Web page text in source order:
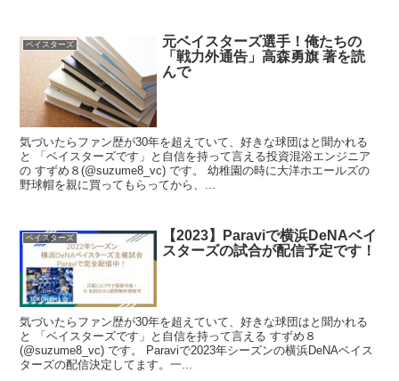
ベイスターズ
元ベイスターズ選手！俺たちの
「戦力外通告」高森勇旗 著を読
んで
気づいたらファン歴が30年を超えていて、好きな球団はと聞かれる
と 「ベイスターズです」と自信を持って言える投資混浴エンジニア
の すずめ８(@suzume8_vc) です。 幼稚園の時に大洋ホエールズの
野球帽を親に買ってもらってから、...
ベイスターズ
【2023】Paraviで横浜DeNAベイ
スターズの試合が配信予定です！
気づいたらファン歴が30年を超えていて、好きな球団はと聞かれる
と 「ベイスターズです」と自信を持って言える すずめ８
(@suzume8_vc) です。 Paraviで2023年シーズンの横浜DeNAベイス
ターズの配信決定してます。一...